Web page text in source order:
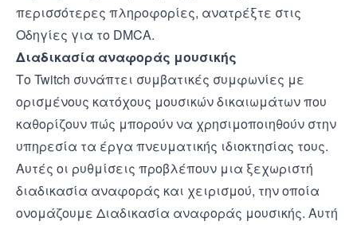
περισσότερες πληροφορίες, ανατρέξτε στις
Οδηγίες για το DMCA.
Διαδικασία αναφοράς μουσικής
Το Twitch συνάπτει συμβατικές συμφωνίες με
ορισμένους κατόχους μουσικών δικαιωμάτων που
καθορίζουν πώς μπορούν να χρησιμοποιηθούν στην
υπηρεσία τα έργα πνευματικής ιδιοκτησίας τους.
Αυτές οι ρυθμίσεις προβλέπουν μια ξεχωριστή
διαδικασία αναφοράς και χειρισμού, την οποία
ονομάζουμε Διαδικασία αναφοράς μουσικής. Αυτή